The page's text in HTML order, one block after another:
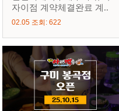
자이점 계약체결완료 계..
02.05 조회: 622